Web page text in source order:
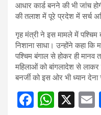
आधार कार्ड बनने की भी जांच
की तलाश में पूरे प्रदेश में सर्च
गृह मंत्री ने इस मामले में पश्चिम
निशाना साधा। उन्होंने कहा
पश्चिम बंगाल से होकर ही
महिलाओं को बांगलादेश से लाकर
बनर्जी को इस ओर भी ध्यान देना
F
W X